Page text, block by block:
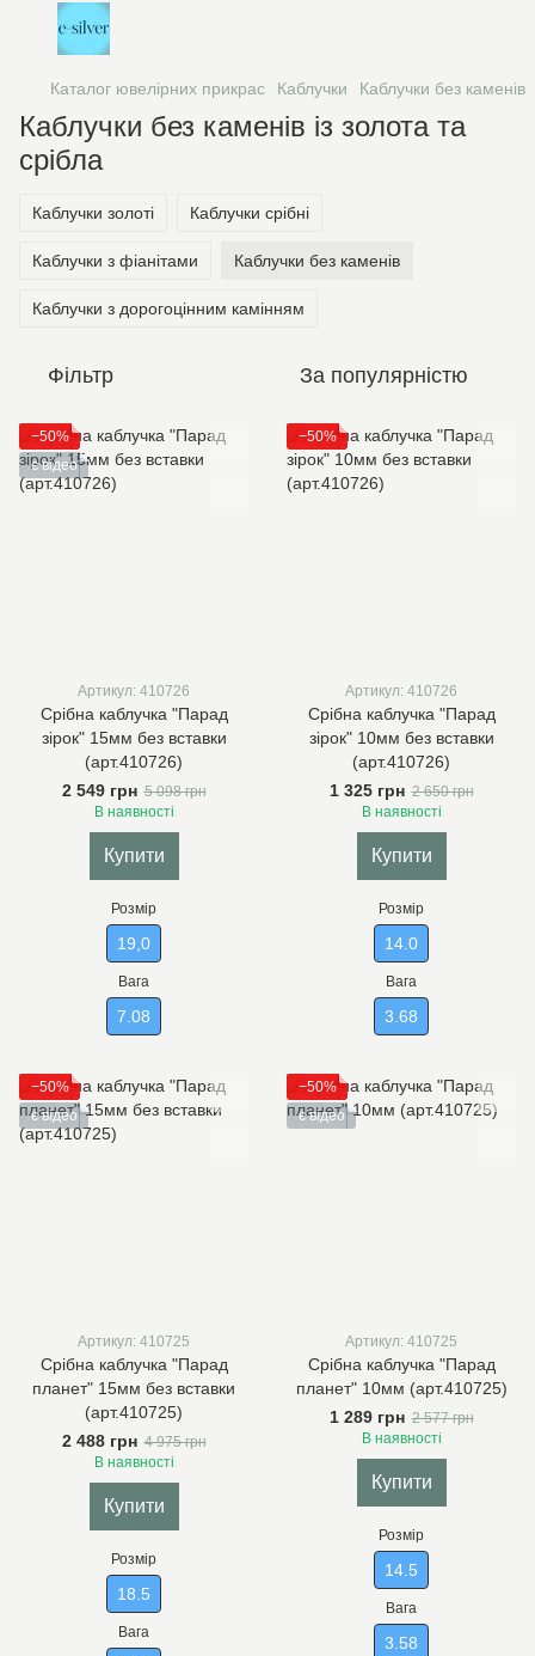
Каталог ювелірних прикрас Каблучки Каблучки без каменів
Каблучки без каменів із золота та
срібла
Каблучки золоті Каблучки срібні
Каблучки з фіанітами Каблучки без каменів
Каблучки з дорогоцінним камінням
Фільтр За популярністю
−50%
є відео
Артикул: 410726
Срібна каблучка "Парад
зірок" 15мм без вставки
(арт.410726)
2 549 грн 5 098 грн
В наявності
Купити
Розмір
19,0
Вага
7.08
−50%
Артикул: 410726
Срібна каблучка "Парад
зірок" 10мм без вставки
(арт.410726)
1 325 грн 2 650 грн
В наявності
Купити
Розмір
14.0
Вага
3.68
−50%
є відео
Артикул: 410725
Срібна каблучка "Парад
планет" 15мм без вставки
(арт.410725)
2 488 грн 4 975 грн
В наявності
Купити
Розмір
18.5
Вага
−50%
є відео
Артикул: 410725
Срібна каблучка "Парад
планет" 10мм (арт.410725)
1 289 грн 2 577 грн
В наявності
Купити
Розмір
14.5
Вага
3.58